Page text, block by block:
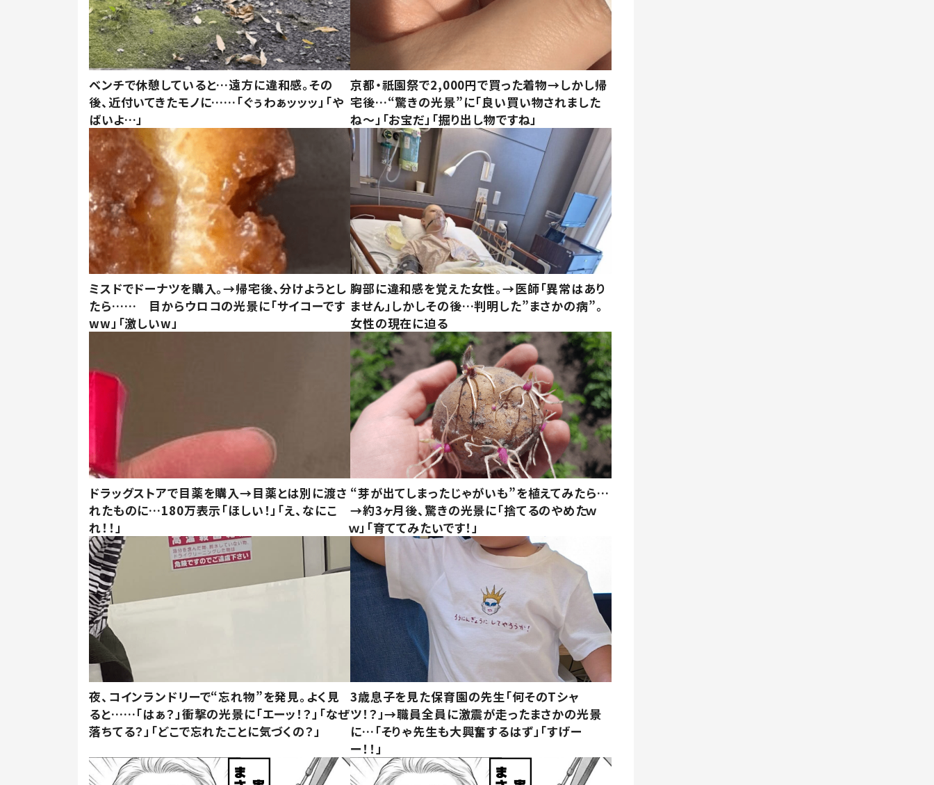
ベンチで休憩していると…遠方に違和感。その
後、近付いてきたモノに……「ぐぅわぁッッッ」「や
ばいよ…」
京都・祇園祭で2,000円で買った着物→しかし帰
宅後…“驚きの光景”に「良い買い物されました
ね～」「お宝だ」「掘り出し物ですね」
ミスドでドーナツを購入。→帰宅後、分けようとし
たら…… 目からウロコの光景に「サイコーです
ww」「激しいw」
胸部に違和感を覚えた女性。→医師「異常はあり
ません」しかしその後…判明した”まさかの病”。
女性の現在に迫る
ドラッグストアで目薬を購入→目薬とは別に渡さ
れたものに…180万表示「ほしい！」「え、なにこ
れ！！」
“芽が出てしまったじゃがいも”を植えてみたら…
→約3ヶ月後、驚きの光景に「捨てるのやめたｗ
ｗ」「育ててみたいです！」
夜、コインランドリーで“忘れ物”を発見。よく見
ると……「はぁ？」衝撃の光景に「エーッ！？」「なぜ
落ちてる？」「どこで忘れたことに気づくの？」
3歳息子を見た保育園の先生「何そのTシャ
ツ！？」→職員全員に激震が走ったまさかの光景
に…「そりゃ先生も大興奮するはず」「すげー
ー！！」